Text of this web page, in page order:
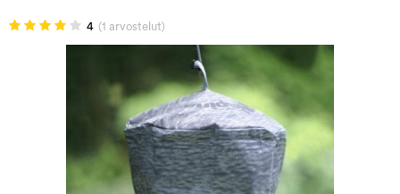
4 (1 arvostelut)